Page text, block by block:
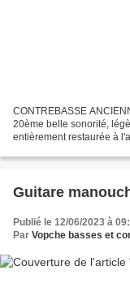
CONTREBASSE
20ème belle sonorité,
entièrement restaurée à
Guitare
Publié le 12/06/2023 à
Par Vopche basses et